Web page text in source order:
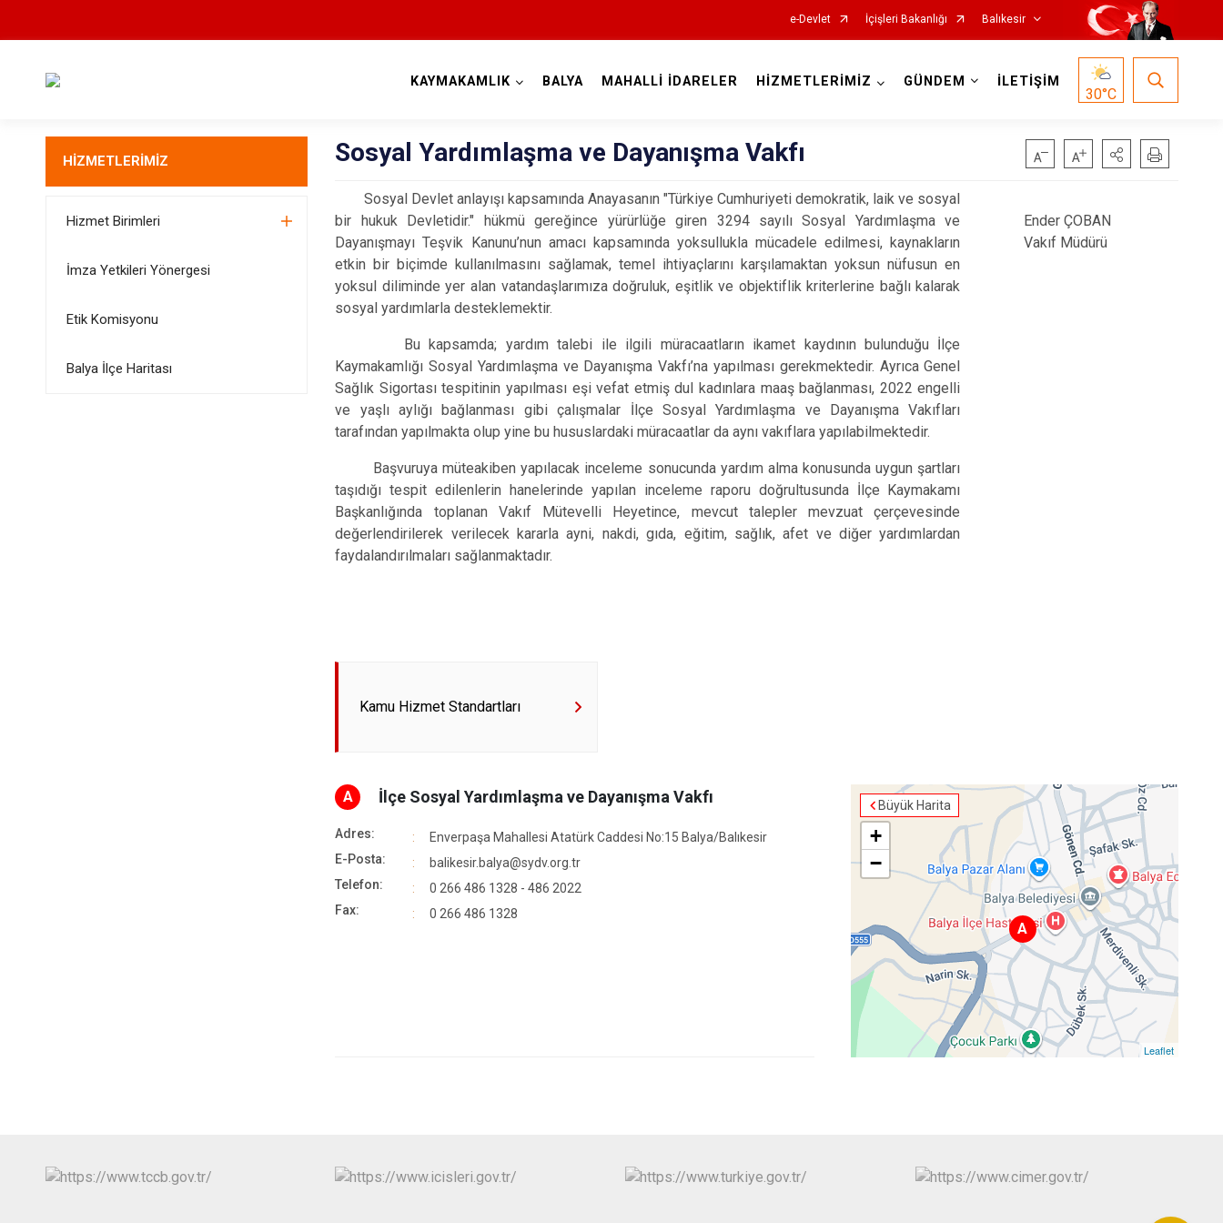
e-Devlet İçişleri Bakanlığı Balıkesir
Ayvalık
Balya
Burhaniye
Dursunbey
Edremit
Gömeç
Gönen
Havran
İvrindi
Marmara
Savaştepe
Karesi
Altıeylül
KAYMAKAMLIK BALYA MAHALLİ İDARELER HİZMETLERİMİZ GÜNDEM İLETİŞİM
30°C
HİZMETLERİMİZ
Hizmet Birimleri
İmza Yetkileri Yönergesi
Etik Komisyonu
Balya İlçe Haritası
Sosyal Yardımlaşma ve Dayanışma Vakfı
Sosyal Devlet anlayışı kapsamında Anayasanın "Türkiye Cumhuriyeti demokratik, laik ve sosyal
bir hukuk Devletidir." hükmü gereğince yürürlüğe giren 3294 sayılı Sosyal Yardımlaşma ve
Dayanışmayı Teşvik Kanunu’nun amacı kapsamında yoksullukla mücadele edilmesi, kaynakların
etkin bir biçimde kullanılmasını sağla­mak, temel ihtiyaçlarını karşılamaktan yoksun nüfusun en
yoksul diliminde yer alan vatandaşlarımıza doğruluk, eşitlik ve objektiflik kriterlerine bağlı kalarak
sosyal yardımlarla desteklemektir.
Bu kapsamda; yardım talebi ile ilgili müracaatların ikamet kaydının bulunduğu İlçe
Kaymakamlığı Sosyal Yardımlaşma ve Dayanışma Vakfı’na yapılması gerekmektedir. Ayrıca Genel
Sağlık Sigortası tespitinin yapılması eşi vefat etmiş dul kadınlara maaş bağlanması, 2022 engelli
ve yaşlı aylığı bağlanması gibi çalışmalar İlçe Sosyal Yardımlaşma ve Dayanışma Vakıfları
tarafından yapılmakta olup yine bu hususlardaki müracaatlar da aynı vakıflara yapılabilmektedir.
Başvuruya müteakiben yapılacak inceleme sonucunda yardım alma konusunda uygun şartları
taşıdığı tespit edilenlerin hanelerinde yapılan inceleme raporu doğrultusunda İlçe Kaymakamı
Başkanlığında toplanan Vakıf Mütevelli Heyetince, mevcut talepler mevzuat çerçevesinde
değerlendirilerek verilecek kararla ayni, nakdi, gıda, eğitim, sağlık, afet ve diğer yardımlardan
faydalandırılmaları sağlanmaktadır.
Ender ÇOBAN
Vakıf Müdürü
Kamu Hizmet Standartları
Büyük Harita
A
+
−
Leaflet
A İlçe Sosyal Yardımlaşma ve Dayanışma Vakfı
Adres:
Enverpaşa Mahallesi Atatürk Caddesi No:15 Balya/Balıkesir
E-Posta:
balikesir.balya@sydv.org.tr
Telefon:
0 266 486 1328 - 486 2022
Fax:
0 266 486 1328